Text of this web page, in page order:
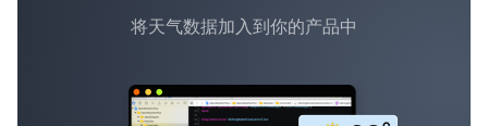
将天气数据加入到你的产品中